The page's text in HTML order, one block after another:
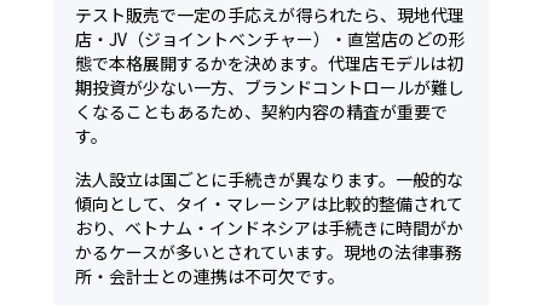
テスト販売で一定の手応えが得られたら、現地代理
店・JV（ジョイントベンチャー）・直営店のどの形
態で本格展開するかを決めます。代理店モデルは初
期投資が少ない一方、ブランドコントロールが難し
くなることもあるため、契約内容の精査が重要で
す。
法人設立は国ごとに手続きが異なります。一般的な
傾向として、タイ・マレーシアは比較的整備されて
おり、ベトナム・インドネシアは手続きに時間がか
かるケースが多いとされています。現地の法律事務
所・会計士との連携は不可欠です。